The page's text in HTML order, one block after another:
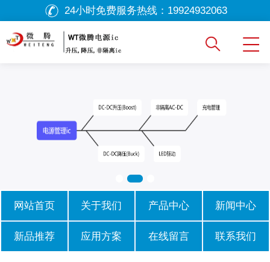
24小时免费服务热线： 19924932063
网站首页 关于我们 产品中心 新闻中心
新品推荐 应用方案 在线留言 联系我们